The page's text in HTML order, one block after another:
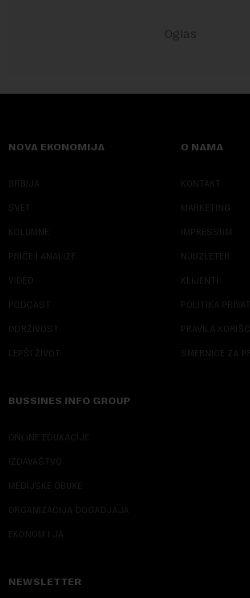
NOVA EKONOMIJA
SRBIJA
SVET
KOLUMNE
PRIČE I ANALIZE
VIDEO
PODCAST
ODRŽIVOST
LEPŠI ŽIVOT
O NAMA
KONTAKT
MARKETING
IMPRESSUM
NJUZLETER
KLIJENTI
POLITIKA
PRAVILA
SMERNICE ZA
BUSSINES INFO GROUP
ONLINE EDUKACIJE
IZDAVAŠTVO
MEDIJSKE OBUKE
ORGANIZACIJA DOGADJAJA
EKONOM I JA
NEWSLETTER